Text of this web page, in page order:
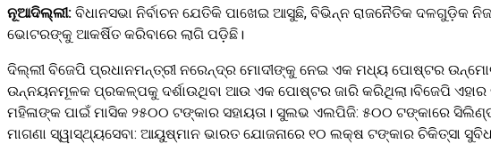
ନୂଆଦିଲ୍ଲୀ: ବିଧାନସଭା ନିର୍ବାଚନ ଯେତିକି ପାଖେଇ ଆସୁଛି, ବିଭିନ୍ନ ରାଜନୈତିକ ଦଳଗୁଡ଼ିକ
ଭୋଟରଙ୍କୁ ଆକର୍ଷିତ କରିବାରେ ଲାଗି ପଡ଼ିଛି।
ଦିଲ୍ଲୀ ବିଜେପି ପ୍ରଧାନମନ୍ତ୍ରୀ ନରେନ୍ଦ୍ର ମୋଦୀଙ୍କୁ ନେଇ ଏକ ମଧ୍ୟ ପୋଷ୍ଟର
ଉନ୍ନୟନମୂଳକ ପ୍ରକଳ୍ପକୁ ଦର୍ଶାଉଥିବା ଆଉ ଏକ ପୋଷ୍ଟର ଜାରି କରିଥିଲା।ବିଜେପି ଏହାର
ମହିଳାଙ୍କ ପାଇଁ ମାସିକ ୨୫୦୦ ଟଙ୍କାର ସହାୟତା। ସୁଲଭ ଏଲପିଜି: ୫୦୦ ଟଙ୍କାରେ
ମାଗଣା ସ୍ୱାସ୍ଥ୍ୟସେବା: ଆୟୁଷ୍ମାନ ଭାରତ ଯୋଜନାରେ ୧୦ ଲକ୍ଷ ଟଙ୍କାର ଚିକିତ୍ସା